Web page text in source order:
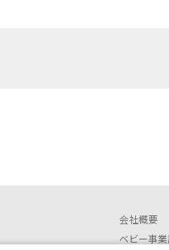
会社概要
ベビー事